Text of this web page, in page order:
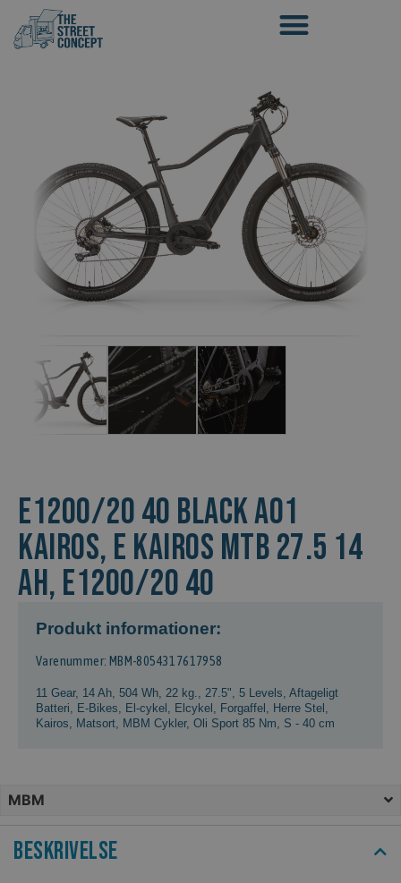
E1200/20 40 BLACK A01
Kairos, E KAIROS MTB 27.5 14
AH, E1200/20 40
Produkt informationer:
Varenummer: MBM-8054317617958
11 Gear, 14 Ah, 504 Wh 22 kg. 27.5" 5 Levels Aftageligt
Batteri
E-Bikes El-cykel Elcykel Forgaffel Herre Stel
Kairos
Matsort MBM Cykler, Oli Sport 85 Nm S - 40 cm
MBM
Beskrivelse